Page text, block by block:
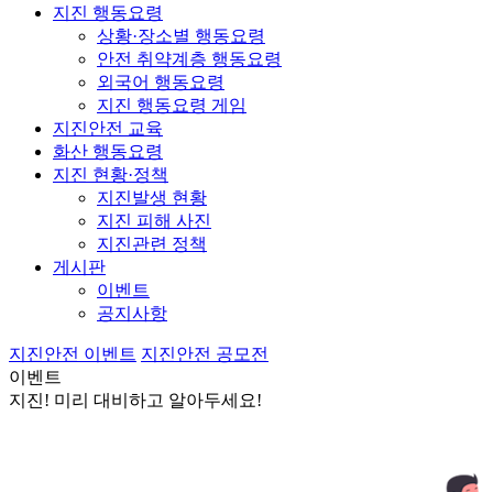
지진 행동요령
상황·장소별 행동요령
안전 취약계층 행동요령
외국어 행동요령
지진 행동요령 게임
지진안전 교육
화산 행동요령
지진 현황·정책
지진발생 현황
지진 피해 사진
지진관련 정책
게시판
이벤트
공지사항
지진안전 이벤트 지진안전 공모전
이벤트
지진! 미리 대비하고 알아두세요!